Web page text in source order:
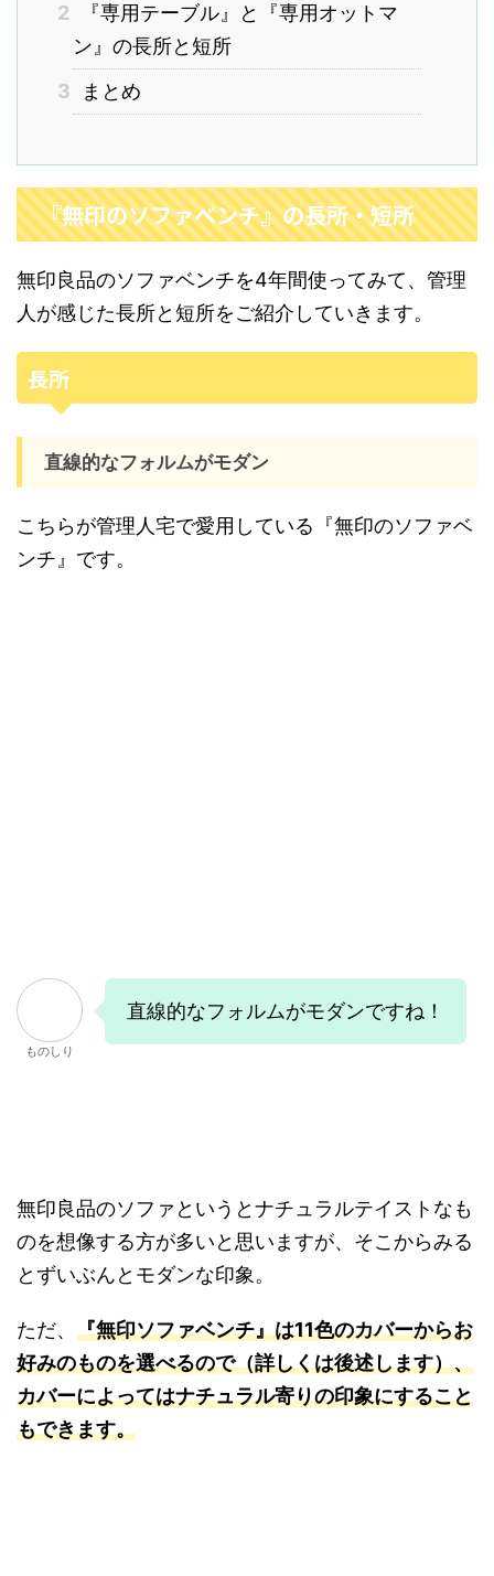
2
『専用テーブル』と『専用オットマ
ン』の長所と短所
3
まとめ
『無印のソファベンチ』の長所・短所
無印良品のソファベンチを4年間使ってみて、管理
人が感じた長所と短所をご紹介していきます。
長所
直線的なフォルムがモダン
こちらが管理人宅で愛用している『無印のソファベ
ンチ』です。
ものしり
直線的なフォルムがモダンですね！
無印良品のソファというとナチュラルテイストなも
のを想像する方が多いと思いますが、そこからみる
とずいぶんとモダンな印象。
ただ、 『無印ソファベンチ』は11色のカバーからお
好みのものを選べるので（詳しくは後述します）、
カバーによってはナチュラル寄りの印象にすること
もできます。